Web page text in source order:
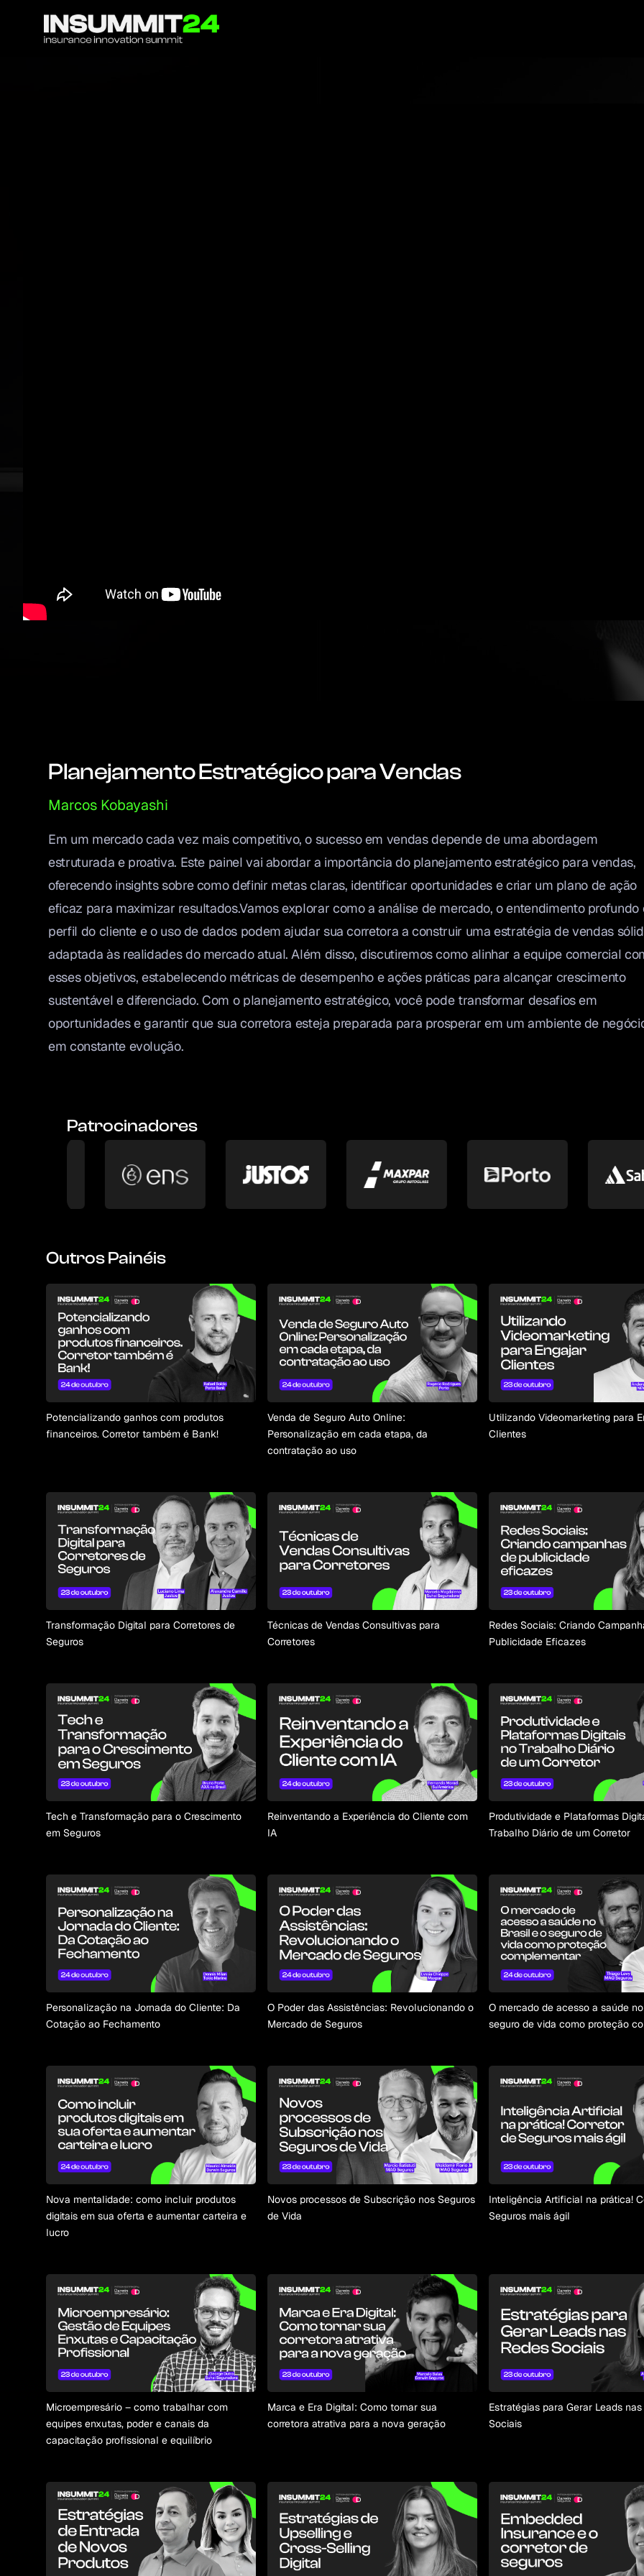
Planejamento Estratégico para Vendas
Marcos Kobayashi
Em um mercado cada vez mais competitivo, o sucesso em vendas depende de uma abordagem
estruturada e proativa. Este painel vai abordar a importância do planejamento estratégico para vendas,
oferecendo insights sobre como definir metas claras, identificar oportunidades e criar um plano de ação
eficaz para maximizar resultados.Vamos explorar como a análise de mercado, o entendimento profundo
perfil do cliente e o uso de dados podem ajudar sua corretora a construir uma estratégia de vendas
adaptada às realidades do mercado atual. Além disso, discutiremos como alinhar a equipe comercial
esses objetivos, estabelecendo métricas de desempenho e ações práticas para alcançar crescimento
sustentável e diferenciado. Com o planejamento estratégico, você pode transformar desafios em
oportunidades e garantir que sua corretora esteja preparada para prosperar em um ambiente de
em constante evolução.
Patrocinadores
Outros Painéis
Potencializando ganhos com produtos
financeiros. Corretor também é Bank!
Venda de Seguro Auto Online:
Personalização em cada etapa, da
contratação ao uso
Utilizando Videomarketing para
Clientes
Transformação Digital para Corretores de
Seguros
Técnicas de Vendas Consultivas para
Corretores
Redes Sociais: Criando
Publicidade Eficazes
Tech e Transformação para o Crescimento
em Seguros
Reinventando a Experiência do Cliente com
IA
Produtividade e Plataformas
Trabalho Diário de um Corretor
Personalização na Jornada do Cliente: Da
Cotação ao Fechamento
O Poder das Assistências: Revolucionando o
Mercado de Seguros
O mercado de acesso a saúde
seguro de vida como proteção
Nova mentalidade: como incluir produtos
digitais em sua oferta e aumentar carteira e
lucro
Novos processos de Subscrição nos Seguros
de Vida
Inteligência Artificial na prática!
Seguros mais ágil
Microempresário – como trabalhar com
equipes enxutas, poder e canais da
capacitação profissional e equilíbrio
Marca e Era Digital: Como tornar sua
corretora atrativa para a nova geração
Estratégias para Gerar Leads
Sociais